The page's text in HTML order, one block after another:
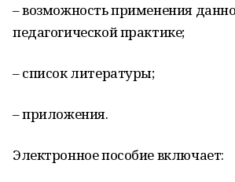
– возможность применения
педагогической практике;
– список литературы;
– приложения.
Электронное пособие включает: